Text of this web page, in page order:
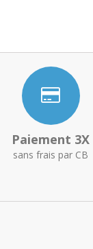
Paiement 3X
sans frais par CB